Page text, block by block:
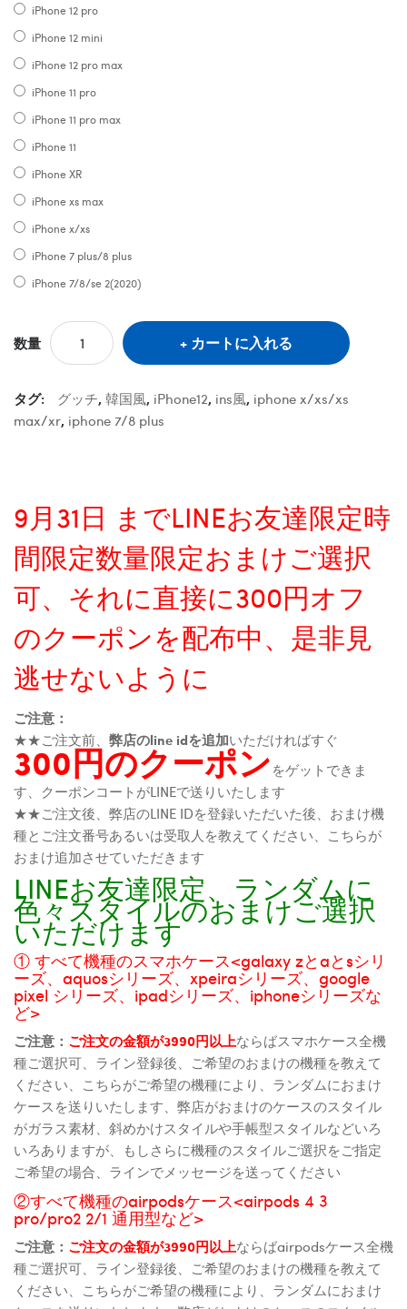
iPhone 12 pro
iPhone 12 mini
iPhone 12 pro max
iPhone 11 pro
iPhone 11 pro max
iPhone 11
iPhone XR
iPhone xs max
iPhone x/xs
iPhone 7 plus/8 plus
iPhone 7/8/se 2(2020)
数量 カートに入れる
タグ: グッチ, 韓国風, iPhone12, ins風, iphone x/xs/xs
max/xr, iphone 7/8 plus
9月31日 までLINEお友達限定時
間限定数量限定おまけご選択
可、それに直接に300円オフ
のクーポンを配布中、是非見
逃せないように
ご注意：
★★ご注文前、 弊店のline idを追加いただければすぐ
300円のクーポンをゲットできま
す、クーポンコートがLINEで送りいたします
★★ご注文後、弊店のLINE IDを登録いただいた後、おまけ機
種とご注文番号あるいは受取人を教えてください、こちらが
おまけ追加させていただきます
LINEお友達限定、ランダムに
色々スタイルのおまけご選択
いただけます
① すべて機種のスマホケース<galaxy zとaとsシリ
ーズ、aquosシリーズ、xpeiraシリーズ、google
pixel シリーズ、ipadシリーズ、iphoneシリーズな
ど>
ご注意： ご注文の金額が3990円以上ならばスマホケース全機
種ご選択可、ライン登録後、ご希望のおまけの機種を教えて
ください、こちらがご希望の機種により、ランダムにおまけ
ケースを送りいたします、弊店がおまけのケースのスタイル
がガラス素材、斜めかけスタイルや手帳型スタイルなどいろ
いろありますが、もしさらに機種のスタイルご選択をご指定
ご希望の場合、ラインでメッセージを送ってください
②すべて機種のairpodsケース<airpods 4 3
pro/pro2 2/1 通用型など>
ご注意： ご注文の金額が3990円以上ならばairpodsケース全機
種ご選択可、ライン登録後、ご希望のおまけの機種を教えて
ください、こちらがご希望の機種により、ランダムにおまけ